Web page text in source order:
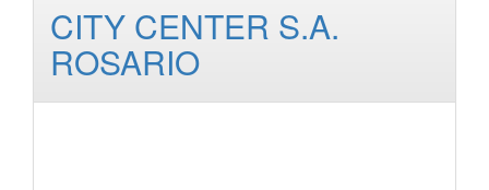
CITY CENTER S.A.
ROSARIO